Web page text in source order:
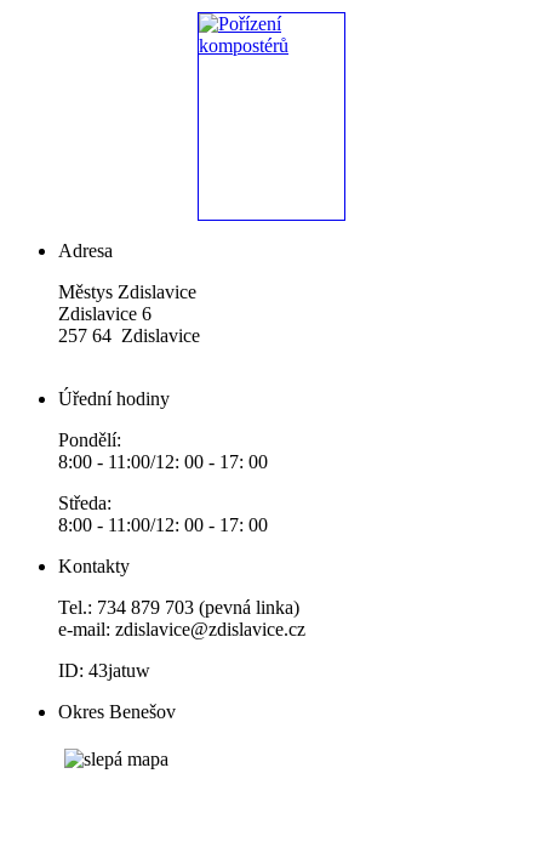
Adresa
Městys Zdislavice
Zdislavice 6
257 64 Zdislavice
Úřední hodiny
Pondělí:
8:00 - 11:00/12: 00 - 17: 00
Středa:
8:00 - 11:00/12: 00 - 17: 00
Kontakty
Tel.: 734 879 703 (pevná linka)
e-mail: zdislavice@zdislavice.cz
ID: 43jatuw
Okres Benešov